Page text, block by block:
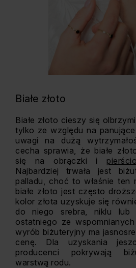
Białe złoto
Białe złoto cieszy się
tylko ze względu na
uwagi na dużą
cecha sprawia, że białe
się na obrączki i
Najbardziej trwała jest
palladu, choć to właśnie ten
białe złoto jest często
kolor złota uzyskuje się
do niego srebra, niklu lub
ostatniego ze
wyrób biżuteryjny ma
cenę. Dla uzyskania
producenci pokrywają
warstwą rodu.